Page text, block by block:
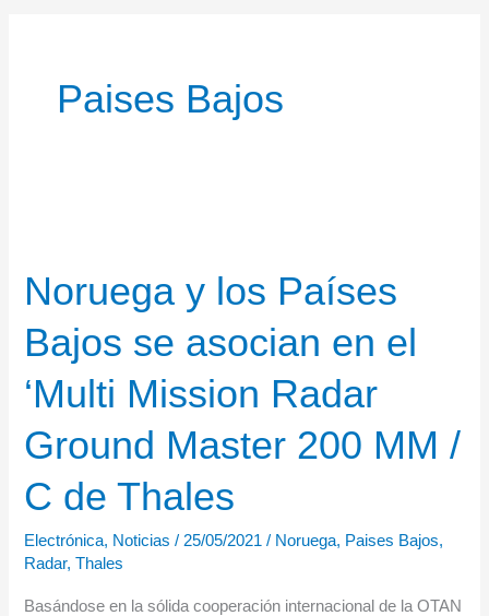
Paises Bajos
Noruega y los Países
Bajos se asocian en el
‘Multi Mission Radar
Ground Master 200 MM /
C de Thales
Electrónica, Noticias / 25/05/2021/ Noruega, Paises Bajos,
Radar,Thales
Basándose en la sólida cooperación internacional de la OTAN